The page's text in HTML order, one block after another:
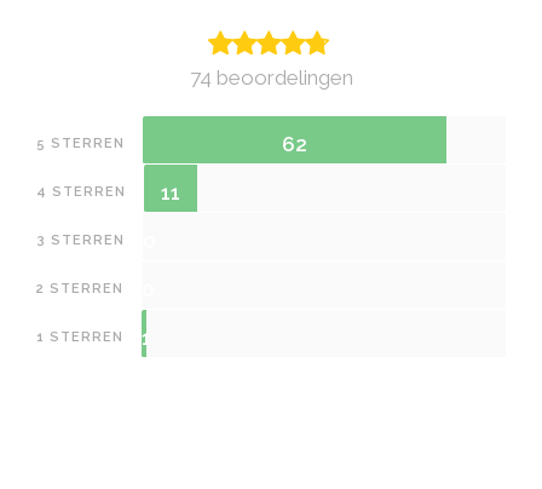
74 beoordelingen
5 STERREN 62
4 STERREN 11
3 STERREN
2 STERREN
1 STERREN 1